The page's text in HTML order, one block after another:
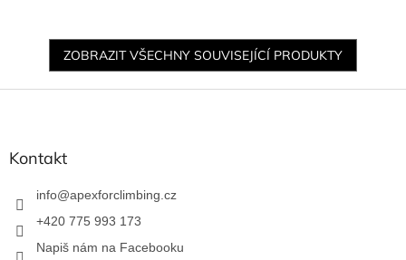
ZOBRAZIT VŠECHNY SOUVISEJÍCÍ PRODUKTY
Z
Kontakt
info@apexforclimbing.cz
+420 775 993 173
Napiš nám na Facebooku